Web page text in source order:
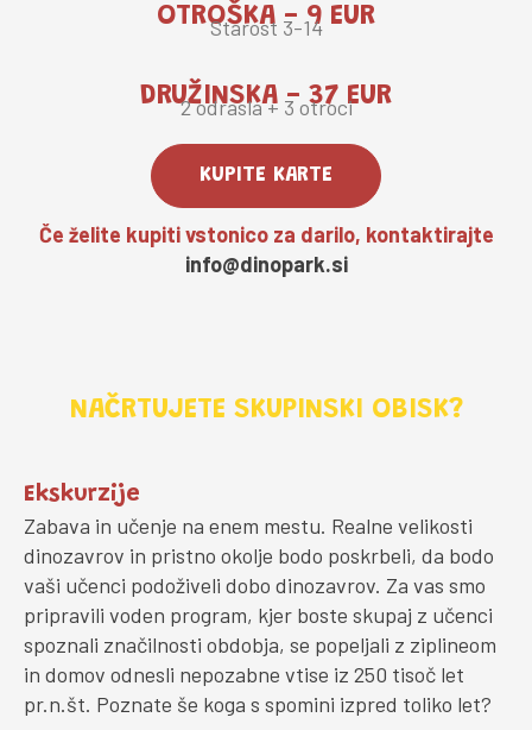
OTROŠKA - 9 EUR
Starost 3-14
DRUŽINSKA - 37 EUR
2 odrasla + 3 otroci
KUPITE KARTE
Če želite kupiti vstonico za darilo, kontaktirajte
info@dinopark.si
NAČRTUJETE SKUPINSKI OBISK?
Ekskurzije
Zabava in učenje na enem mestu. Realne velikosti
dinozavrov in pristno okolje bodo poskrbeli, da bodo
vaši učenci podoživeli dobo dinozavrov. Za vas smo
pripravili voden program, kjer boste skupaj z učenci
spoznali značilnosti obdobja, se popeljali z ziplineom
in domov odnesli nepozabne vtise iz 250 tisoč let
pr.n.št. Poznate še koga s spomini izpred toliko let?